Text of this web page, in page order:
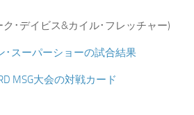
ク･デイビス&カイル･フレッチャー)
･スーパーショーの試合結果
MSG大会の対戦カード